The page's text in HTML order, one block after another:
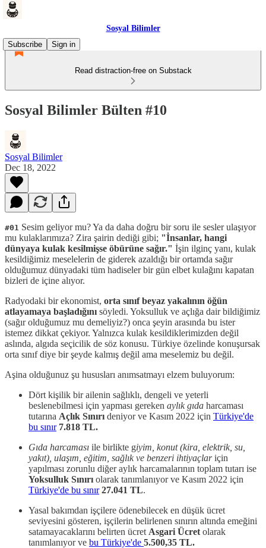
Sosyal Bilimler
Subscribe
Sign in
Read distraction-free on Substack
Sosyal Bilimler Bülten #10
Sosyal Bilimler
Dec 18, 2022
#01 Sesim geliyor mu? Ya da daha doğru bir soru ile sesler ulaşıyor
mu kulaklarımıza? Zira şairin dediği gibi; "İnsanlar, hangi
dünyaya kulak kesilmişse öbürüne sağır." İşin ilginç yanı, kulak
kesildiğimiz meselelerin de giderek azaldığı bir ortamda sağır
olduğumuz dünyadaki tüm hadiseler bir gün elbet kulağını kapatan
bizleri de içine alıyor.
Radyodaki bir ekonomist, orta sınıf beyaz yakalının öğün
atlayamaya başladığını söyledi. Yoksulluk ve açlığa dair bildiğimiz
(sağır olduğumuz mu demeliyiz?) onca şeyin arasında bu ister
istemez dikkat çekiyor. Yalnızca kulak kesildiklerimizden değil
aslında, algıda seçicilik de söz konusu. Türkiye özelinde konuşursak
orta sınıf diye bir şeyde kalmış değil ama meselemiz bu değil.
Aşina olduğunuz şu hususları anımsatmayı elzem buluyorum:
Dört kişilik bir ailenin sağlıklı, dengeli ve yeterli
beslenebilmesi için yapması gereken aylık gıda harcaması
tutarına Açlık Sınırı deniyor ve Kasım 2022 için Türkiye'de
bu sınır 7.818 TL.
Gıda harcaması ile birlikte giyim, konut (kira, elektrik, su,
yakıt), ulaşım, eğitim, sağlık ve benzeri ihtiyaçlariçin
yapılması zorunlu diğer aylık harcamalarının toplam tutarı ise
Yoksulluk Sınırı olarak tanımlanıyor ve Kasım 2022 için
Türkiye'de bu sınır 27.041 TL.
Yasal bakımdan işçilere ödenebilecek en düşük ücret
seviyesini gösteren, işçilerin belirlenen sınırın altında emeğini
satamayacaklarını belirten ücret Asgari Ücret olarak
tanımlanıyor ve bu Türkiye'de 5.500,35 TL.